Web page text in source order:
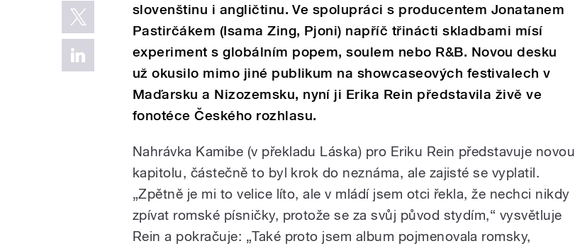
slovenštinu i angličtinu. Ve spolupráci s producentem Jonatanem
Pastirčákem (Isama Zing, Pjoni) napříč třinácti skladbami mísí
experiment s globálním popem, soulem nebo R&B. Novou desku
už okusilo mimo jiné publikum na showcaseových festivalech v
Maďarsku a Nizozemsku, nyní ji Erika Rein představila živě ve
fonotéce Českého rozhlasu.
Nahrávka Kamibe (v překladu Láska) pro Eriku Rein představuje novou
kapitolu, částečně to byl krok do neznáma, ale zajisté se vyplatil.
„Zpětně je mi to velice líto, ale v mládí jsem otci řekla, že nechci nikdy
zpívat romské písničky, protože se za svůj původ stydím,“ vysvětluje
Rein a pokračuje: „Také proto jsem album pojmenovala romsky,